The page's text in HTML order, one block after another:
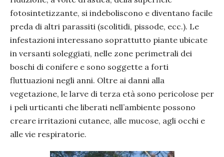
fotosintetizzante, si indeboliscono e diventano facile
preda di altri parassiti (scolitidi, pissode, ecc.). Le
infestazioni interessano soprattutto piante ubicate
in versanti soleggiati, nelle zone perimetrali dei
boschi di conifere e sono soggette a forti
fluttuazioni negli anni. Oltre ai danni alla
vegetazione, le larve di terza età sono pericolose per
i peli urticanti che liberati nell’ambiente possono
creare irritazioni cutanee, alle mucose, agli occhi e
alle vie respiratorie.